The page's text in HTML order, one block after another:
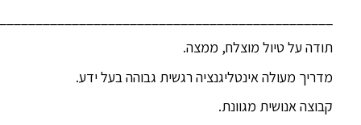
תודה על טיול מוצלח, ממצה.
מדריך מעולה אינטליגנציה רגשית גבוהה בעל ידע.
קבוצה אנושית מגוונת.